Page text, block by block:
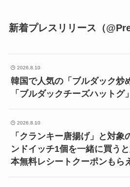
新着プレスリリース（
2026.8.10
韓国で人気の「ブルダック炒
「ブルダックチーズハットグ
2026.8.10
「クランキー唐揚げ」と対
ンドイッチ1個を一緒に買う
本無料レシートクーポンも